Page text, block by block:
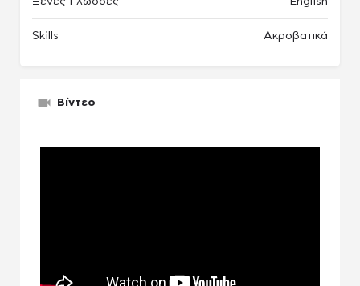
Skills Ακροβατικά
Βίντεο